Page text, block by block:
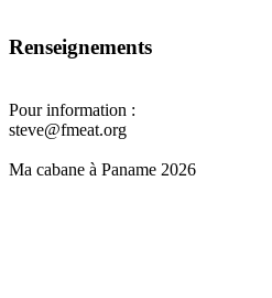
Renseignements
Pour information :
steve@fmeat.org
Ma cabane à Paname 2026